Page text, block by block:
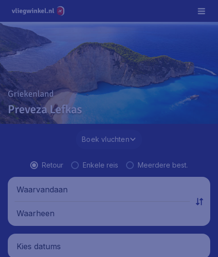
Griekenland
Preveza Lefkas
Boek vluchten
Retour Enkele reis Meerdere best.
Waarvandaan
Waarheen
Kies datums